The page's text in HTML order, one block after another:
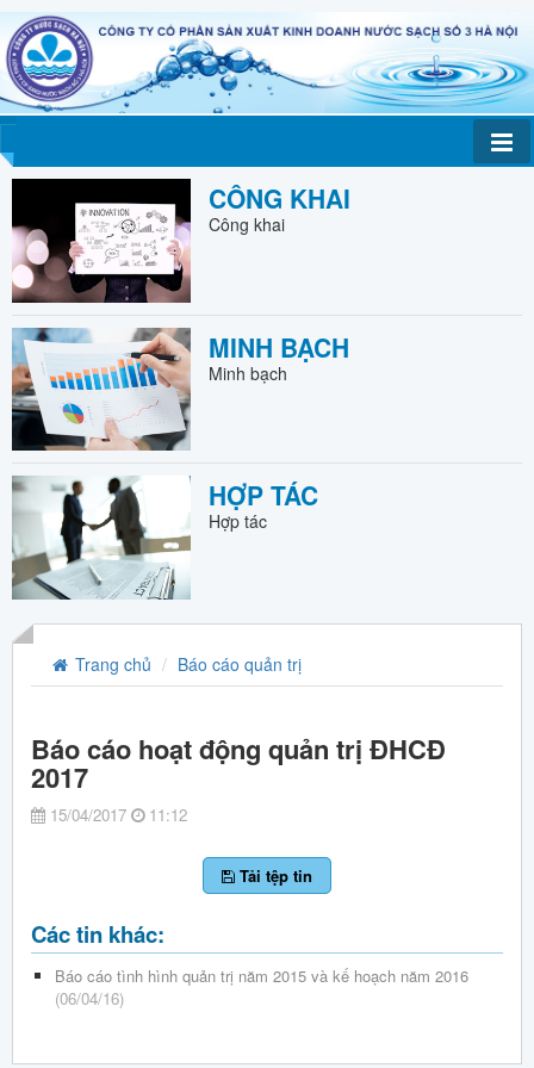
CÔNG KHAI
Công khai
MINH BẠCH
Minh bạch
HỢP TÁC
Hợp tác
Trang chủ Báo cáo quản trị
Báo cáo hoạt động quản trị ĐHCĐ
2017
15/04/2017 11:12
Tải tệp tin
Các tin khác:
Báo cáo tình hình quản trị năm 2015 và kế hoạch năm 2016
(06/04/16)